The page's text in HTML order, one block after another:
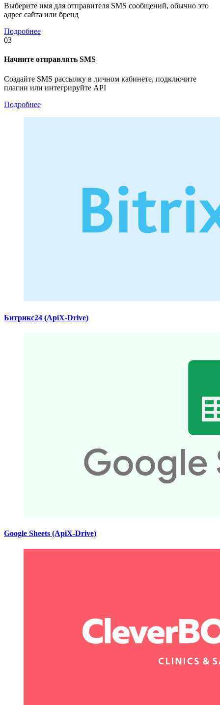
Выберите имя для отправителя SMS сообщений, обычно это
адрес сайта или бренд
Подробнее
03
Начните отправлять SMS
Создайте SMS рассылку в личном кабинете, подключите
плагин или интегрируйте API
Подробнее
Битрикс24 (ApiX-Drive)
Google Sheets (ApiX-Drive)